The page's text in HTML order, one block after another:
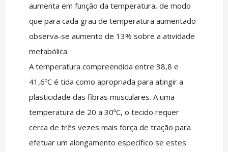
aumenta em função da temperatura, de modo
que para cada grau de temperatura aumentado
observa-se aumento de 13% sobre a atividade
metabólica.
A temperatura compreendida entre 38,8 e
41,6ºC é tida como apropriada para atingir a
plasticidade das fibras musculares. A uma
temperatura de 20 a 30ºC, o tecido requer
cerca de três vezes mais força de tração para
efetuar um alongamento específico se estes